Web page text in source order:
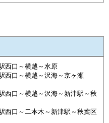
西口～横越～水原
西口～横越～沢海～京ヶ瀬
西口～横越～沢海～新津駅～秋
西口～二本木～新津駅～秋葉区